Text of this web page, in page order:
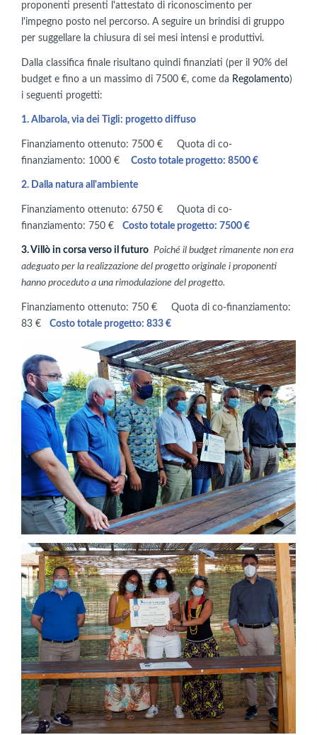
proponenti presenti l'attestato di riconoscimento per
l'impegno posto nel percorso. A seguire un brindisi di gruppo
per suggellare la chiusura di sei mesi intensi e produttivi.
Dalla classifica finale risultano quindi finanziati (per il 90% del
budget e fino a un massimo di 7500 €, come da Regolamento)
i seguenti progetti:
1. Albarola, via dei Tigli: progetto diffuso
Finanziamento ottenuto: 7500 € Quota di co-
finanziamento: 1000 € Costo totale progetto: 8500 €
2. Dalla natura all'ambiente
Finanziamento ottenuto: 6750 € Quota di co-
finanziamento: 750 € Costo totale progetto: 7500 €
3. Villò in corsa verso il futuro Poiché il budget rimanente non era
adeguato per la realizzazione del progetto originale i proponenti
hanno proceduto a una rimodulazione del progetto.
Finanziamento ottenuto: 750 € Quota di co-finanziamento:
83 € Costo totale progetto: 833 €